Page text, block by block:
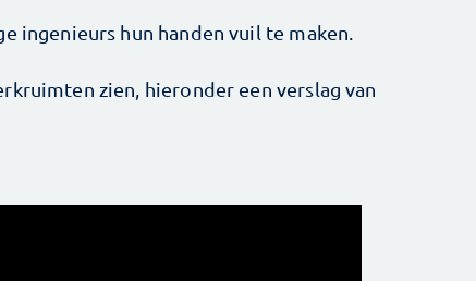
ingenieurs hun handen vuil te maken.
zien, hieronder een verslag van